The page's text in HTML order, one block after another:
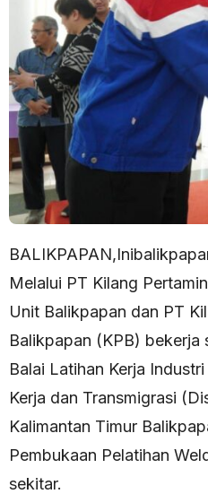
Melalui PT Kilang
Unit Balikpapan dan PT
Balikpapan (KPB) bekerja
Balai Latihan Kerja
Kerja dan Transmigrasi
Kalimantan Timur
Pembukaan Pelatihan
sekitar.